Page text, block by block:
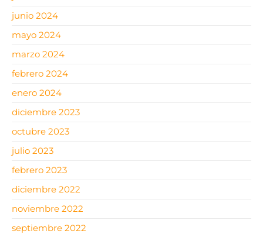
junio 2024
mayo 2024
marzo 2024
febrero 2024
enero 2024
diciembre 2023
octubre 2023
julio 2023
febrero 2023
diciembre 2022
noviembre 2022
septiembre 2022